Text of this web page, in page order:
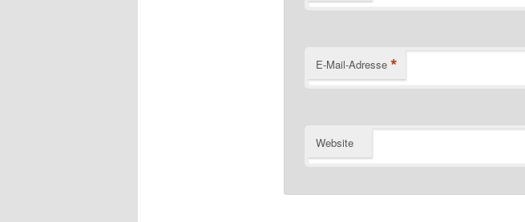
E-Mail-Adresse *
Website